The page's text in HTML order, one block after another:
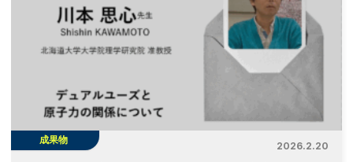
成果物
2026.2.20